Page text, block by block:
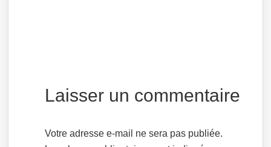
Laisser un commentaire
Votre adresse e-mail ne sera pas publiée.